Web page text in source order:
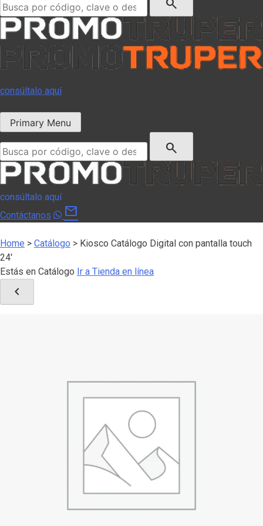
consúltalo aquí
Primary Menu
search
consúltalo aquí
Contáctanos
mail
Home > Catálogo > Kiosco Catálogo Digital con pantalla touch
24′
Estás en Catálogo Ir a Tienda en línea
chevron_left